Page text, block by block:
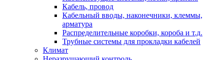
Кабель, провод
Кабельный вводы, наконечники, клеммы,
арматура
Распределительные коробки, короба и т.д.
Трубные системы для прокладки кабелей
Климат